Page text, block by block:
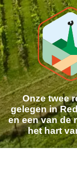
Onze twee
gelegen in
en een van de
het hart